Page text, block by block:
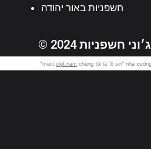
חשפניות באור יהודה
לג׳וני חשפניות
"meci việt nam chúng tôi là “ô sin” nhà